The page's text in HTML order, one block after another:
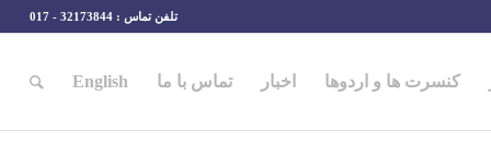
تلفن تماس : 32173844 - 017
کنسرت ها و اردوها اخبار تماس با ما English